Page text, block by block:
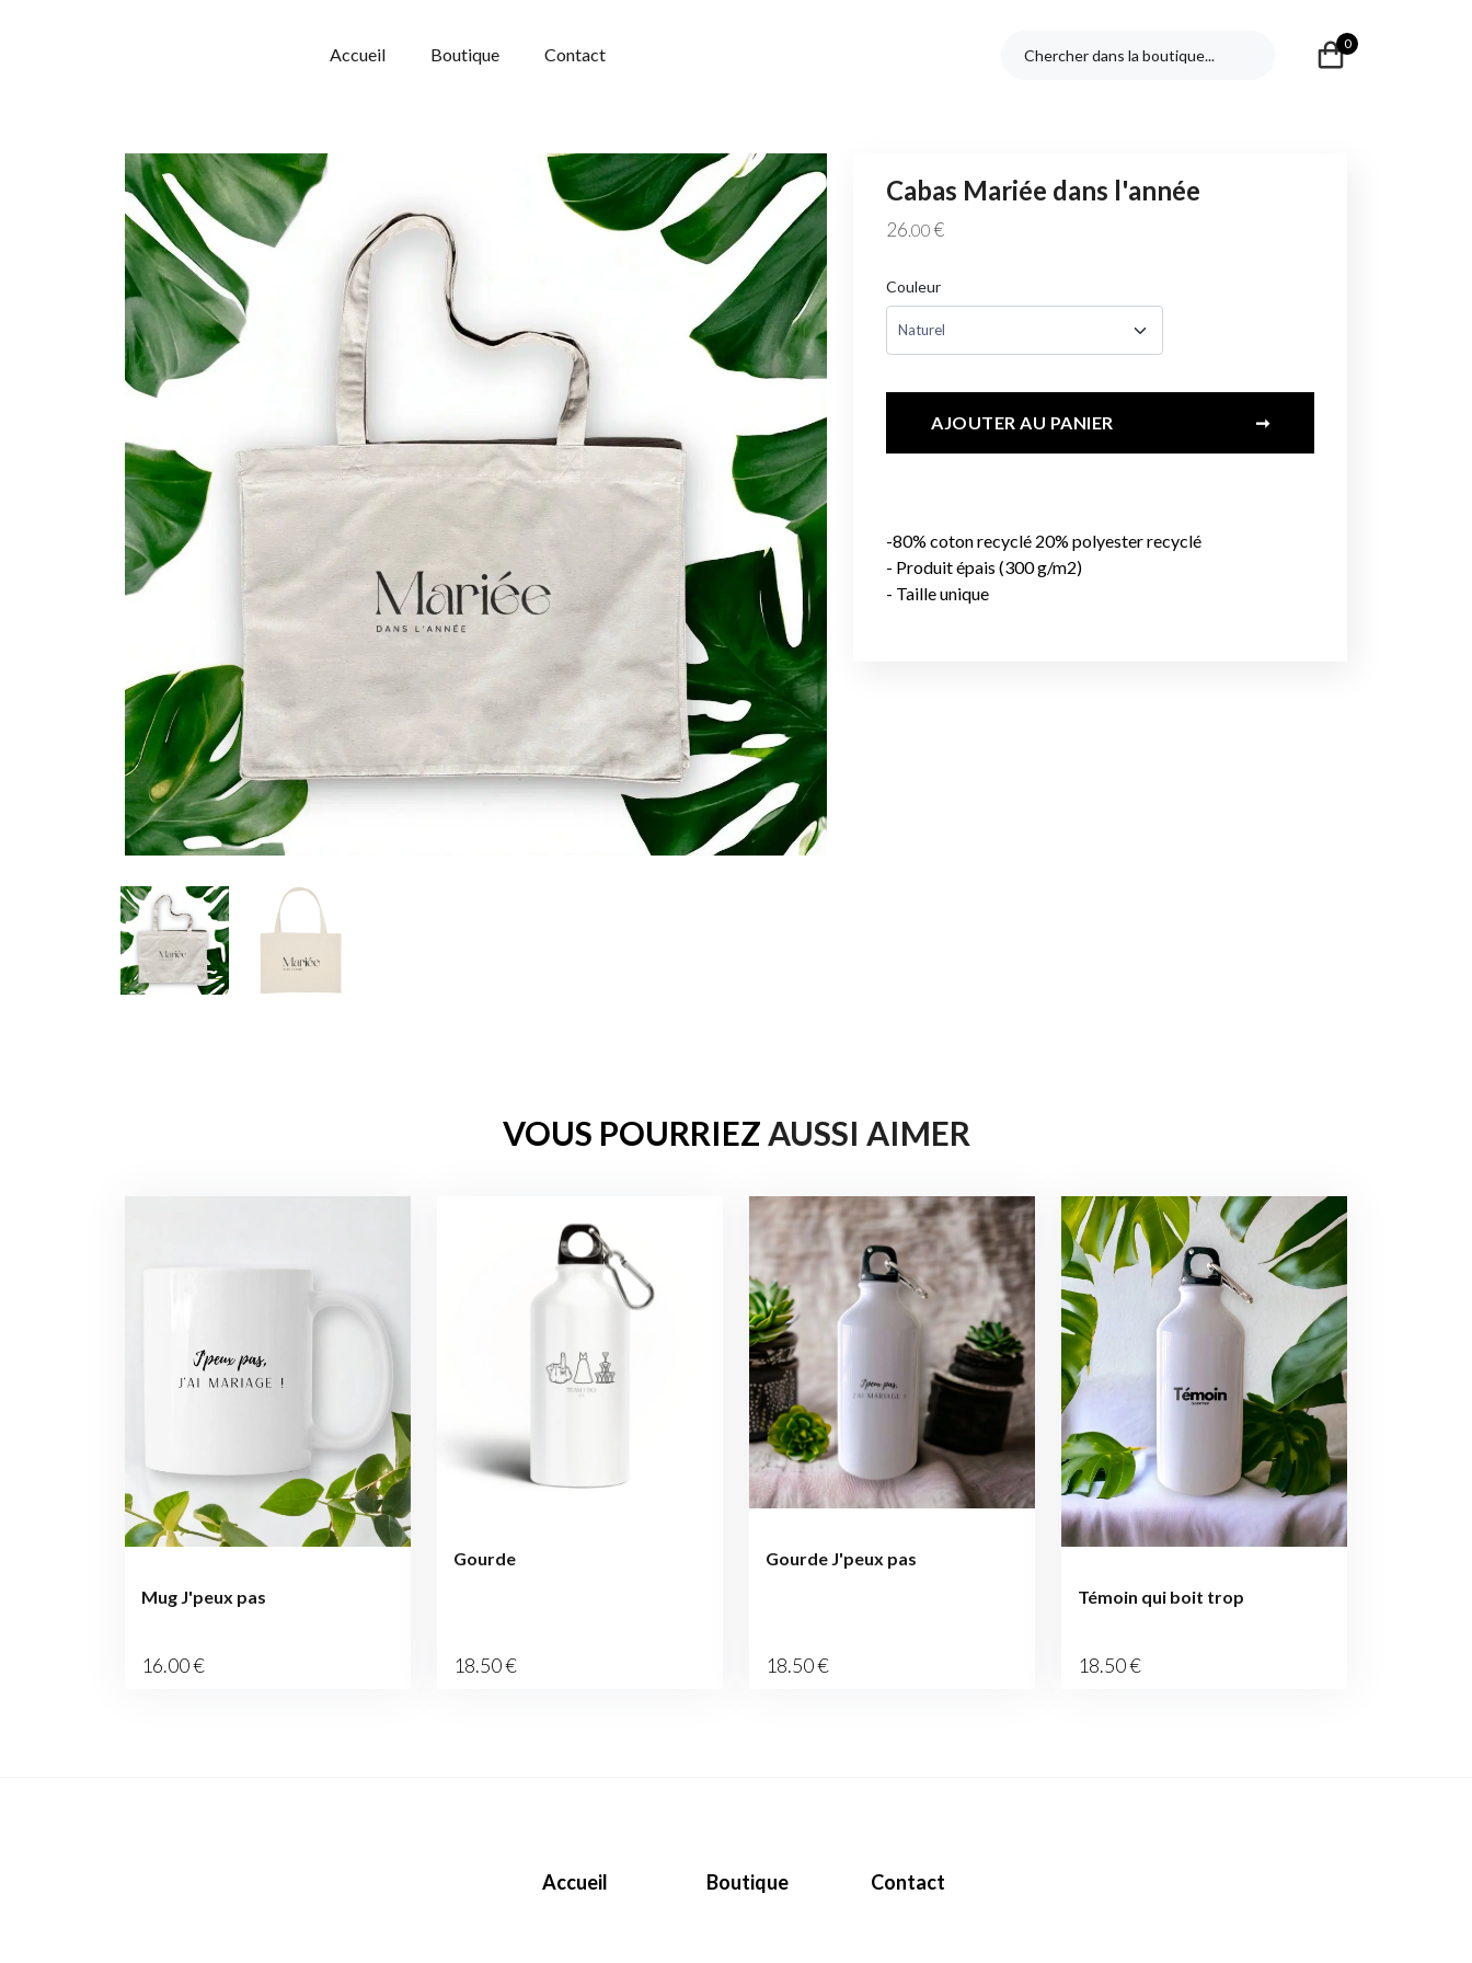
Accueil Boutique Contact
0
Cabas Mariée dans l'année
26.00 €
Couleur
AJOUTER AU PANIER ➞
-80% coton recyclé 20% polyester recyclé
- Produit épais (300 g/m2)
VOUS POURRIEZ AUSSI AIMER
Mug J'peux pas
16.00€
Gourde
18.50€
Gourde J'peux pas
18.50€
Témoin qui boit trop
18.50€
Accueil Boutique Contact